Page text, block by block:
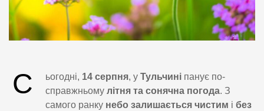
С ьогодні, 14 серпня, у Тульчині панує по-
справжньому літня та сонячна погода. З
самого ранку небо залишається чистим і без